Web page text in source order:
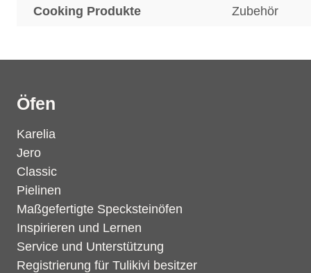
Cooking Produkte Zubehör
Öfen
Karelia
Jero
Classic
Pielinen
Maßgefertigte Specksteinöfen
Inspirieren und Lernen
Service und Unterstützung
Registrierung für Tulikivi besitzer